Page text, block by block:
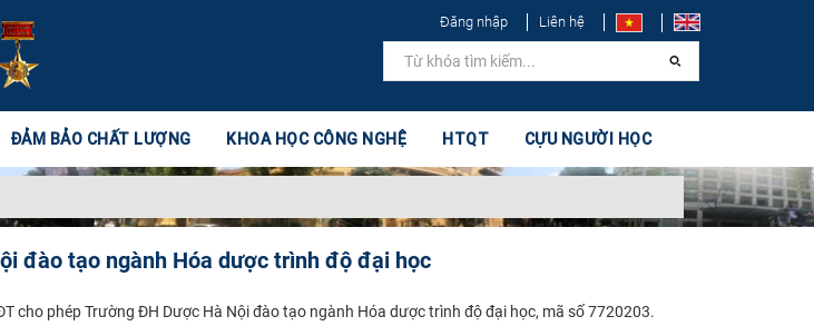
Đăng nhập Liên hệ
ĐẢM BẢO CHẤT LƯỢNG KHOA HỌC CÔNG NGHỆ HTQT CỰU NGƯỜI HỌC
đào tạo ngành Hóa dược trình độ đại học
phép Trường ĐH Dược Hà Nội đào tạo ngành Hóa dược trình độ đại học, mã số 7720203.